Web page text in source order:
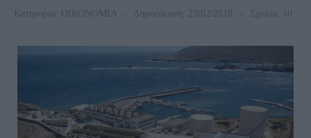
Κατηγορία: ΟΙΚΟΝΟΜΙΑ Δημοσίευση: 23/02/2018 Σχόλια: 10